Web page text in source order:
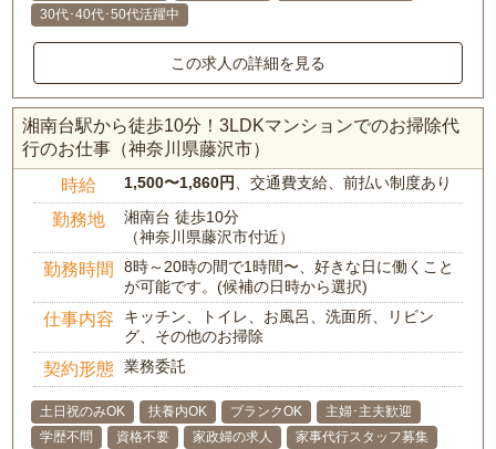
30代･40代･50代活躍中
この求人の詳細を見る
湘南台駅から徒歩10分！3LDKマンションでのお掃除代
行のお仕事（神奈川県藤沢市）
時給 1,500〜1,860円、交通費支給、前払い制度あり
勤務地
湘南台 徒歩10分
（神奈川県藤沢市付近）
勤務時間
8時～20時の間で1時間〜、好きな日に働くこと
が可能です。(候補の日時から選択)
仕事内容
キッチン、トイレ、お風呂、洗面所、リビン
グ、その他のお掃除
契約形態 業務委託
土日祝のみOK 扶養内OK ブランクOK
主婦･主夫歓迎
学歴不問
資格不要 家政婦の求人
家事代行スタッフ募集